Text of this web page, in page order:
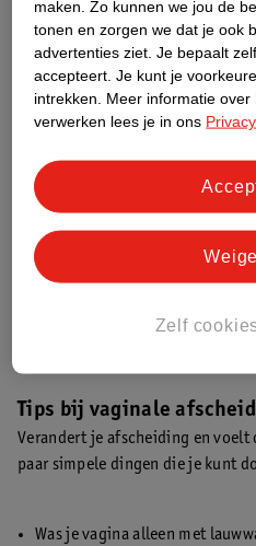
Heb je last van sterk ruikende,
afscheiding? Dan kan er sprake
Bacteriële vaginose: meestal
vis.
branderig gevoel.
Afscheiding na de
Na de overgang wordt de
droger. Dat is normaal. Komt er
Tips bij vaginale
Verandert je afscheiding en voelt
paar simpele dingen die je kunt
Was je vagina alleen met
maken. Zo kunnen we jou de
tonen en zorgen we dat je ook
advertenties ziet. Je bepaalt
accepteert. Je kunt je
intrekken.
Meer informatie
verwerken lees je in ons
Zelf